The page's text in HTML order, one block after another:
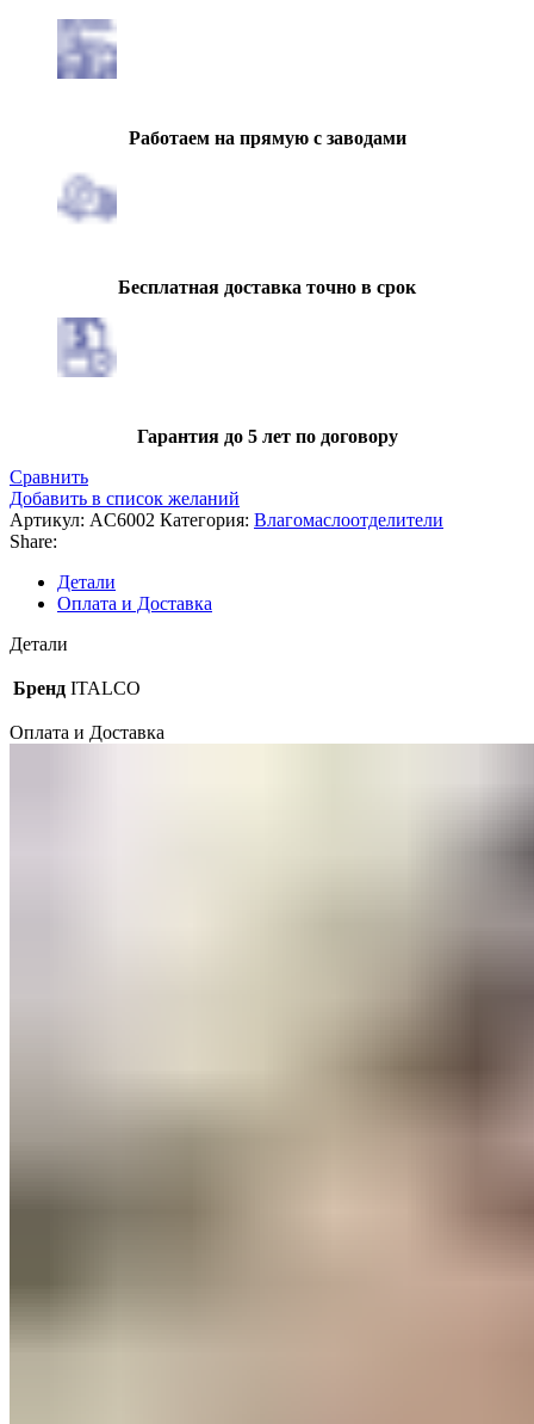
Работаем на прямую с заводами
Бесплатная доставка точно в срок
Гарантия до 5 лет по договору
Сравнить
Добавить в список желаний
Артикул: AC6002 Категория: Влагомаслоотделители
Share:
Детали
Оплата и Доставка
Детали
Бренд ITALCO
Оплата и Доставка